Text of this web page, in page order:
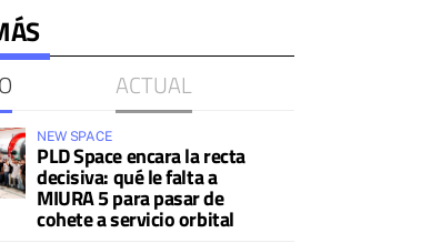
ACTUAL
NEW SPACE
PLD Space encara la recta
decisiva: qué le falta a
MIURA 5 para pasar de
cohete a servicio orbital